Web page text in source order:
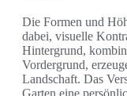
Die Formen und
dabei, visuelle
Hintergrund,
Vordergrund,
Landschaft. Das